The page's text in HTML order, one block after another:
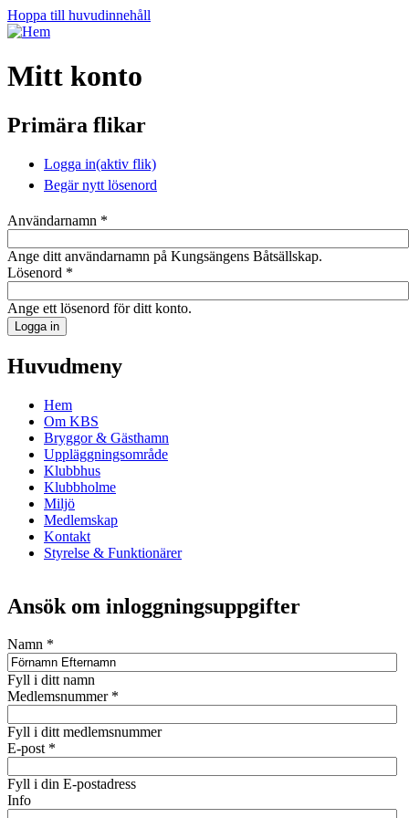
Hoppa till huvudinnehåll
Mitt konto
Primära flikar
Logga in(aktiv flik)
Begär nytt lösenord
Användarnamn *
Ange ditt användarnamn på Kungsängens Båtsällskap.
Lösenord *
Ange ett lösenord för ditt konto.
Huvudmeny
Hem
Om KBS
Bryggor & Gästhamn
Uppläggningsområde
Klubbhus
Klubbholme
Miljö
Medlemskap
Kontakt
Styrelse & Funktionärer
Ansök om inloggningsuppgifter
Namn *
Fyll i ditt namn
Medlemsnummer *
Fyll i ditt medlemsnummer
E-post *
Fyll i din E-postadress
Info